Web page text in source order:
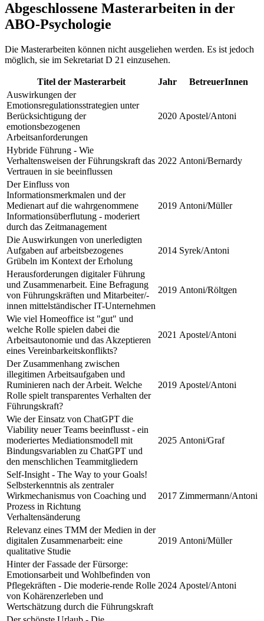
Abgeschlossene Masterarbeiten in der
ABO-Psychologie
Die Masterarbeiten können nicht ausgeliehen werden. Es ist jedoch
möglich, sie im Sekretariat D 21 einzusehen.
Titel der Masterarbeit Jahr
BetreuerInnen
Auswirkungen der
Emotionsregulationsstrategien unter
Berücksichtigung der
emotionsbezogenen
Arbeitsanforderungen
2020 Apostel/Antoni
Hybride Führung - Wie
Verhaltensweisen der Führungskraft das
Vertrauen in sie beeinflussen
2022 Antoni/Bernardy
Der Einfluss von
Informationsmerkmalen und der
Medienart auf die wahrgenommene
Informationsüberflutung - moderiert
durch das Zeitmanagement
2019 Antoni/Müller
Die Auswirkungen von unerledigten
Aufgaben auf arbeitsbezogenes
Grübeln im Kontext der Erholung
2014 Syrek/Antoni
Herausforderungen digitaler Führung
und Zusammenarbeit. Eine Befragung
von Führungskräften und Mitarbeiter/-
innen mittelständischer IT-Unternehmen
2019 Antoni/Röltgen
Wie viel Homeoffice ist "gut" und
welche Rolle spielen dabei die
Arbeitsautonomie und das Akzeptieren
eines Vereinbarkeitskonflikts?
2021 Apostel/Antoni
Der Zusammenhang zwischen
illegitimen Arbeitsaufgaben und
Ruminieren nach der Arbeit. Welche
Rolle spielt transparentes Verhalten der
Führungskraft?
2019 Apostel/Antoni
Wie der Einsatz von ChatGPT die
Viability neuer Teams beeinflusst - ein
moderiertes Mediationsmodell mit
Bindungsvariablen zu ChatGPT und
den menschlichen Teammitgliedern
2025 Antoni/Graf
Self-Insight - The Way to your Goals!
Selbsterkenntnis als zentraler
Wirkmechanismus von Coaching und
Prozess in Richtung
Verhaltensänderung
2017 Zimmermann/Antoni
Relevanz eines TMM der Medien in der
digitalen Zusammenarbeit: eine
qualitative Studie
2019 Antoni/Müller
Hinter der Fassade der Fürsorge:
Emotionsarbeit und Wohlbefinden von
Pflegekräften - Die moderie-rende Rolle
von Kohärenzerleben und
Wertschätzung durch die Führungskraft
2024 Apostel/Antoni